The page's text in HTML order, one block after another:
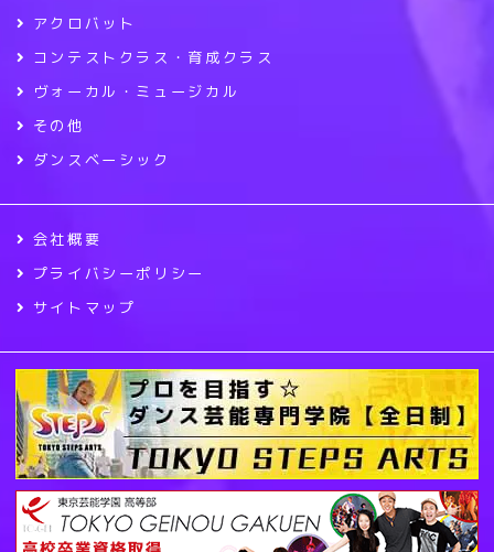
アクロバット
コンテストクラス・育成クラス
ヴォーカル・ミュージカル
その他
ダンスベーシック
会社概要
プライバシーポリシー
サイトマップ